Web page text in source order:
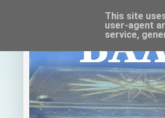
This site
user-agent
service,